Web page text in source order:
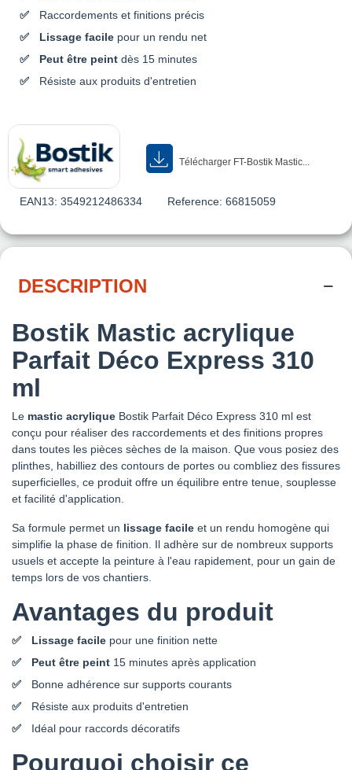
Raccordements et finitions précis
Lissage facile pour un rendu net
Peut être peint dès 15 minutes
Résiste aux produits d'entretien
Télécharger FT-Bostik Mastic...
EAN13: 3549212486334 Reference: 66815059
DESCRIPTION
Bostik Mastic acrylique
Parfait Déco Express 310
ml
Le mastic acrylique Bostik Parfait Déco Express 310 ml est
conçu pour réaliser des raccordements et des finitions propres
dans toutes les pièces sèches de la maison. Que vous posiez des
plinthes, habilliez des contours de portes ou combliez des fissures
superficielles, ce produit offre un équilibre entre tenue, souplesse
et facilité d'application.
Sa formule permet un lissage facile et un rendu homogène qui
simplifie la phase de finition. Il adhère sur de nombreux supports
usuels et accepte la peinture à l'eau rapidement, pour un gain de
temps lors de vos chantiers.
Avantages du produit
Lissage facile pour une finition nette
Peut être peint 15 minutes après application
Bonne adhérence sur supports courants
Résiste aux produits d'entretien
Idéal pour raccords décoratifs
Pourquoi choisir ce